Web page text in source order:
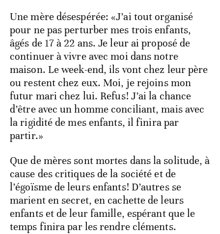
Une mère désespérée: «J’ai tout organisé
pour ne pas perturber mes trois enfants,
âgés de 17 à 22 ans. Je leur ai proposé de
continuer à vivre avec moi dans notre
maison. Le week-end, ils vont chez leur père
ou restent chez eux. Moi, je rejoins mon
futur mari chez lui. Refus! J’ai la chance
d’être avec un homme conciliant, mais avec
la rigidité de mes enfants, il finira par
partir.»
Que de mères sont mortes dans la solitude, à
cause des critiques de la société et de
l’égoïsme de leurs enfants! D’autres se
marient en secret, en cachette de leurs
enfants et de leur famille, espérant que le
temps finira par les rendre cléments.